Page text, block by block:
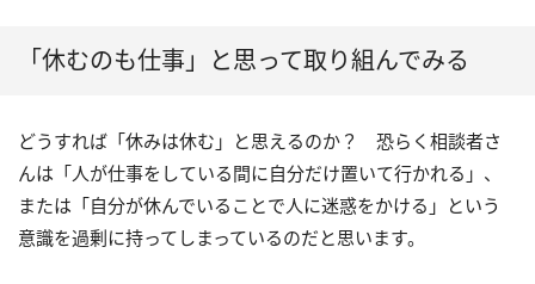
「休むのも仕事」と思って取り組んでみる
どうすれば「休みは休む」と思えるのか？ 恐らく相談者さ
んは「人が仕事をしている間に自分だけ置いて行かれる」、
または「自分が休んでいることで人に迷惑をかける」という
意識を過剰に持ってしまっているのだと思います。